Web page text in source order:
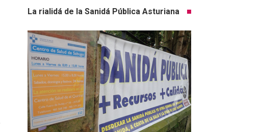
La rialidá de la Sanidá Pública Asturiana